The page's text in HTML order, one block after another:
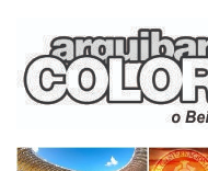
content